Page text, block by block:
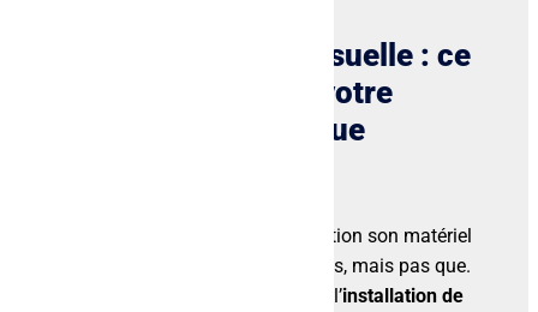
Intégration audiovisuelle : ce
que vous propose votre
prestataire technique
Alpha Audio met à votre disposition son matériel
audiovisuel pour vos évènements, mais pas que.
Il ne se contente pas d’effectuer l’installation de